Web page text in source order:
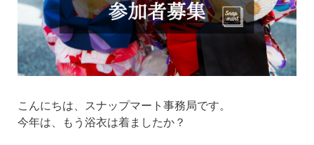
こんにちは、スナップマート事務局です。
今年は、もう浴衣は着ましたか？